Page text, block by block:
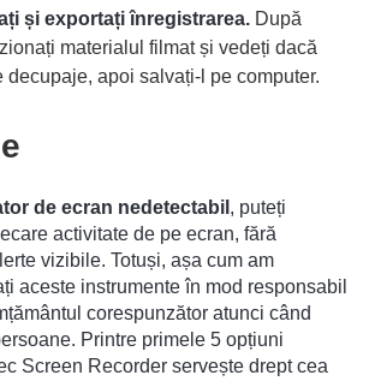
și exportați înregistrarea. După
materialul filmat și vedeți dacă
decupaje, apoi salvați-l pe computer.
de ecran nedetectabil , puteți
activitate de pe ecran, fără
vizibile. Totuși, așa cum am
aceste instrumente în mod responsabil
corespunzător atunci când
Printre primele 5 opțiuni
Screen Recorder servește drept cea